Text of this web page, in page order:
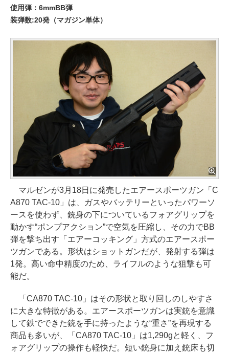
使用弾：6mmBB弾
装弾数:20発（マガジン単体）
マルゼンが3月18日に発売したエアースポーツガン「C
A870 TAC-10」は、ガスやバッテリーといったパワーソ
ースを使わず、銃身の下についているフォアグリップを
動かす“ポンプアクション”で空気を圧縮し、その力でBB
弾を撃ち出す「エアーコッキング」方式のエアースポー
ツガンである。形状はショットガンだが、発射する弾は
1発。高い命中精度のため、ライフルのような狙撃も可
能だ。
「CA870 TAC-10」はその形状と取り回しのしやすさ
に大きな特徴がある。エアースポーツガンは実銃を意識
して鉄でできた銃を手に持ったような“重さ”を再現する
商品も多いが、「CA870 TAC-10」は1,290gと軽く、フ
ォアグリップの操作も軽快だ。短い銃身に加え銃床も切